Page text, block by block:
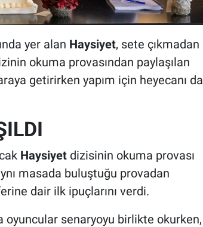
yer alan Haysiyet, sete çıkmadan
okuma provasından paylaşılan
getirirken yapım için heyecanı da
Haysiyetdizisinin okuma provası
masada buluştuğu provadan
dair ilk ipuçlarını verdi.
oyuncular senaryoyu birlikte okurken,